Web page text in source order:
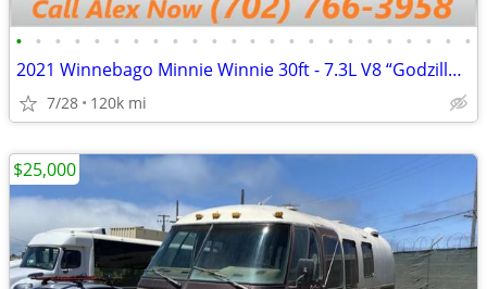
• • • • • • • • • • • • • • • • • • • • • • • •
2021 Winnebago Minnie Winnie 30ft - 7.3L V8 “Godzilla Engine"
7/28 120k mi
$25,000